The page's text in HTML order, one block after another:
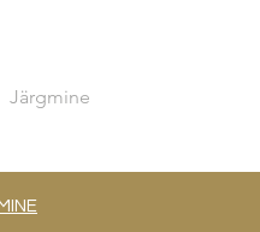
Järgmine